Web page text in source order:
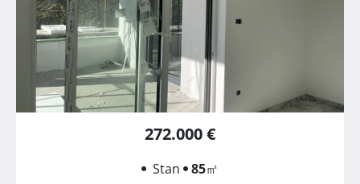
272.000 €
Stan 85㎡